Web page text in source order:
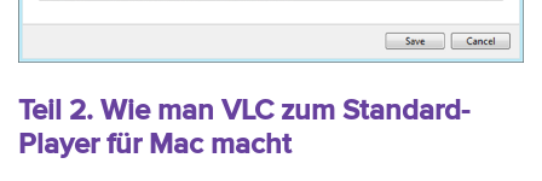
Teil 2. Wie man VLC zum Standard-
Player für Mac macht